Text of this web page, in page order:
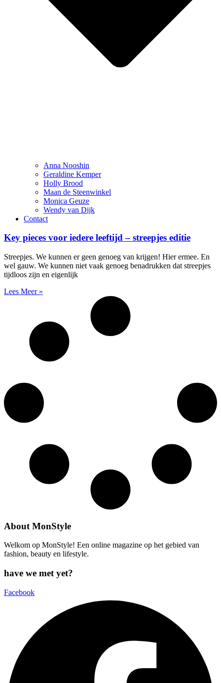
Anna Nooshin
Geraldine Kemper
Holly Brood
Maan de Steenwinkel
Monica Geuze
Wendy van Dijk
Contact
Key pieces voor iedere leeftijd – streepjes editie
Streepjes. We kunnen er geen genoeg van krijgen! Hier ermee. En
wel gauw. We kunnen niet vaak genoeg benadrukken dat streepjes
tijdloos zijn en eigenlijk
Lees Meer »
About MonStyle
Welkom op MonStyle! Een online magazine op het gebied van
fashion, beauty en lifestyle.
have we met yet?
Facebook